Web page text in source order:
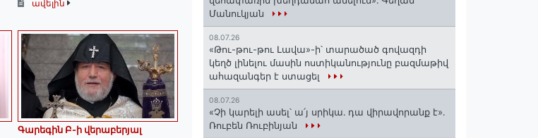
ավելին
Գարեգին Բ-ի վերաբերյալ
Մանուկյան
08.07.26
«Թու-թու-թու Լավա»-ի՝ տարածած գովազդի
կեղծ լինելու մասին ոստիկանությունը բազմաթիվ
ահազանգեր է ստացել
08.07.26
«Չի կարելի ասել՝ ա՛յ սրիկա․ դա վիրավորանք է»․
Ռուբեն Ռուբինյան